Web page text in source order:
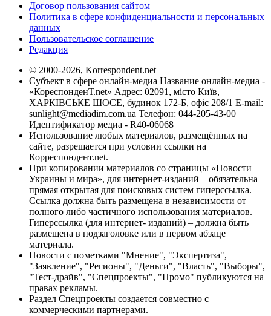
Договор пользования сайтом
Политика в сфере конфиденциальности и персональных
данных
Пользовательское соглашение
Редакция
© 2000-2026, Korrespondent.net
Субъект в сфере онлайн-медиа Название онлайн-медиа -
«КореспонденТ.net» Адрес: 02091, місто Київ,
ХАРКІВСЬКЕ ШОСЕ, будинок 172-Б, офіс 208/1 E-mail:
sunlight@mediadim.com.ua Телефон: 044-205-43-00
Идентификатор медиа - R40-06068
Использование любых материалов, размещённых на
сайте, разрешается при условии ссылки на
Корреспондент.net.
При копировании материалов со страницы «Новости
Украины и мира», для интернет-изданий – обязательна
прямая открытая для поисковых систем гиперссылка.
Ссылка должна быть размещена в независимости от
полного либо частичного использования материалов.
Гиперссылка (для интернет- изданий) – должна быть
размещена в подзаголовке или в первом абзаце
материала.
Новости с пометками "Мнение", "Экспертиза",
"Заявление", "Регионы", "Деньги", "Власть", "Выборы",
"Тест-драйв", "Спецпроекты", "Промо" публикуются на
правах рекламы.
Раздел Спецпроекты создается совместно с
коммерческими партнерами.